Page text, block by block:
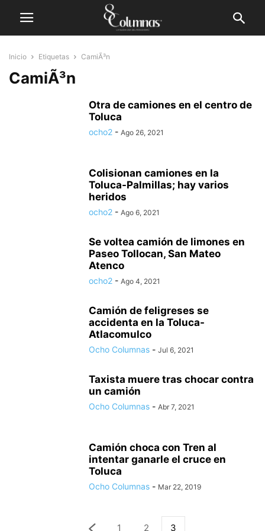
Inicio Etiquetas CamiÃ³n
CamiÃ³n
Otra de camiones en el centro de
Toluca
ocho2 - Ago 26, 2021
Colisionan camiones en la
Toluca-Palmillas; hay varios
heridos
ocho2 - Ago 6, 2021
Se voltea camión de limones en
Paseo Tollocan, San Mateo
Atenco
ocho2 - Ago 4, 2021
Camión de feligreses se
accidenta en la Toluca-
Atlacomulco
Ocho Columnas - Jul 6, 2021
Taxista muere tras chocar contra
un camión
Ocho Columnas - Abr 7, 2021
Camión choca con Tren al
intentar ganarle el cruce en
Toluca
Ocho Columnas - Mar 22, 2019
1 2 3